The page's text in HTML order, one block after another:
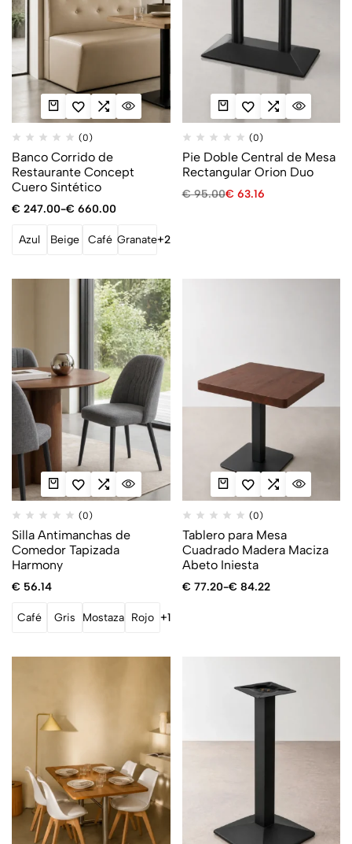
(0)
Banco Corrido de
Restaurante Concept
Cuero Sintético
€ 247.00-€ 660.00
Azul Beige Café Granate+2
(0)
Pie Doble Central de Mesa
Rectangular Orion Duo
€95.00€ 63.16
(0)
Silla Antimanchas de
Comedor Tapizada
Harmony
€ 56.14
Café Gris Mostaza Rojo +1
(0)
Tablero para Mesa
Cuadrado Madera Maciza
Abeto Iniesta
€ 77.20-€ 84.22